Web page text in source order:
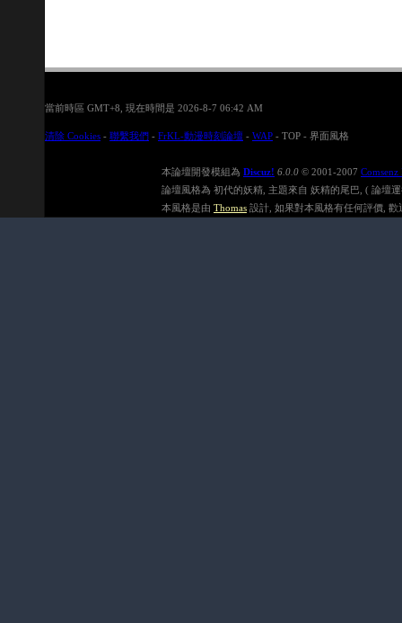
當前時區 GMT+8, 現在時間是 2026-8-7 06:42 AM
清除 Cookies - 聯繫我們 - FrKL-動漫時刻論壇 - WAP - TOP - 界面風格
本論壇開發模組為 Discuz! 6.0.0 © 2001-2007 Comsenz
論壇風格為 初代的妖精, 主題來自 妖精的尾巴, ( 論壇
本風格是由 Thomas 設計, 如果對本風格有任何評價,